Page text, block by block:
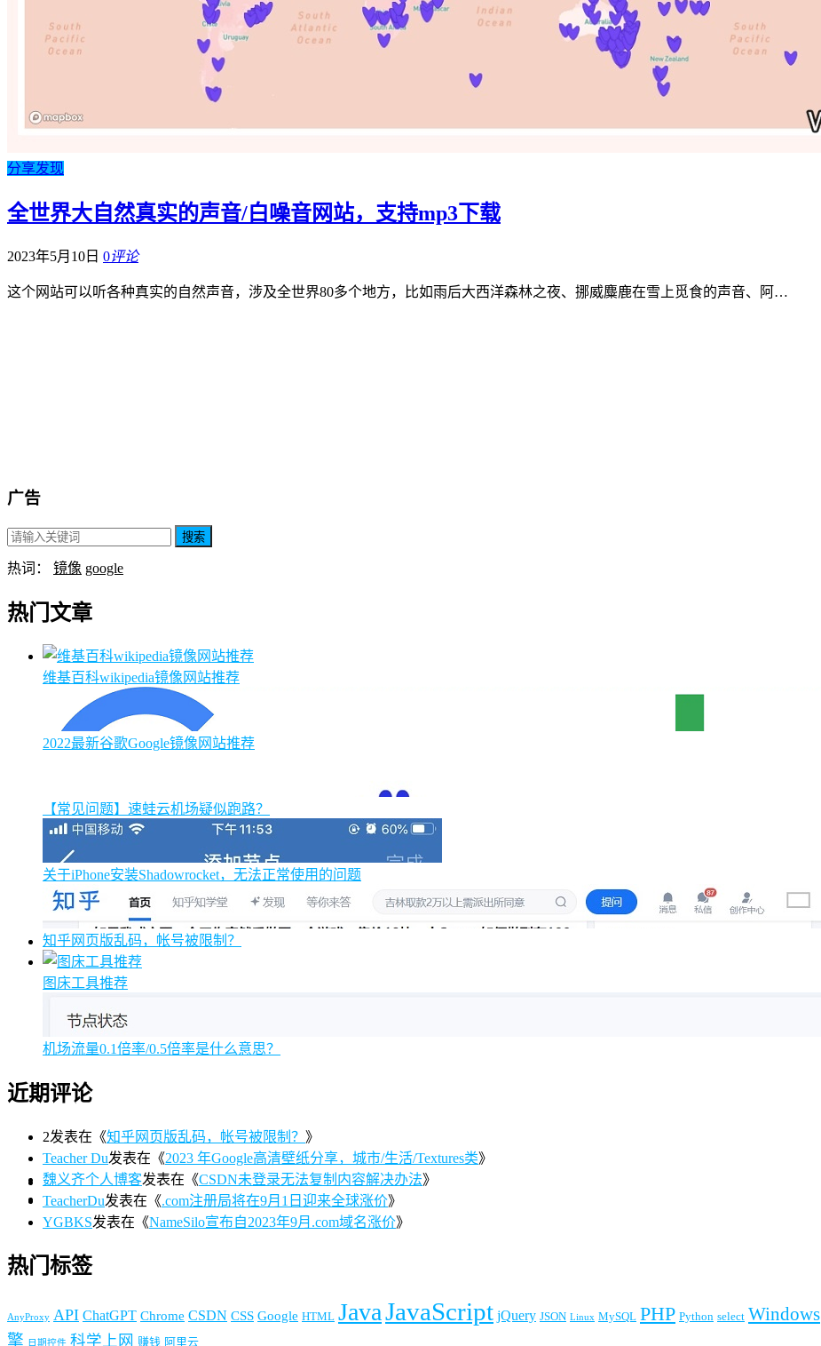
分享发现
全世界大自然真实的声音/白噪音网站，支持mp3下载
2023年5月10日 0评论
这个网站可以听各种真实的自然声音，涉及全世界80多个地方，比如雨后大西洋森林之夜、挪威麋鹿在雪上觅食的声音、阿…
广告
搜索
热词： 镜像 google
热门文章
维基百科wikipedia镜像网站推荐
2022最新谷歌Google镜像网站推荐
【常见问题】速蛙云机场疑似跑路？
关于iPhone安装Shadowrocket，无法正常使用的问题
知乎网页版乱码，帐号被限制？
图床工具推荐
机场流量0.1倍率/0.5倍率是什么意思？
近期评论
2发表在《知乎网页版乱码，帐号被限制？ 》
Teacher Du发表在《2023 年Google高清壁纸分享，城市/生活/Textures类》
魏义齐个人博客发表在《CSDN未登录无法复制内容解决办法》
TeacherDu发表在《.com注册局将在9月1日迎来全球涨价》
YGBKS发表在《NameSilo宣布自2023年9月.com域名涨价》
热门标签
AnyProxy API ChatGPT Chrome CSDN CSS Google HTML JavaJavaScript jQuery JSON Linux MySQL PHP Python select Windows
擎
日期控件 科学上网 赚钱 阿里云